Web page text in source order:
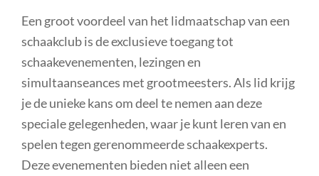
Een groot voordeel van het lidmaatschap van een
schaakclub is de exclusieve toegang tot
schaakevenementen, lezingen en
simultaanseances met grootmeesters. Als lid krijg
je de unieke kans om deel te nemen aan deze
speciale gelegenheden, waar je kunt leren van en
spelen tegen gerenommeerde schaakexperts.
Deze evenementen bieden niet alleen een